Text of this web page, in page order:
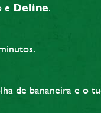
e Deline.
de bananeira e o